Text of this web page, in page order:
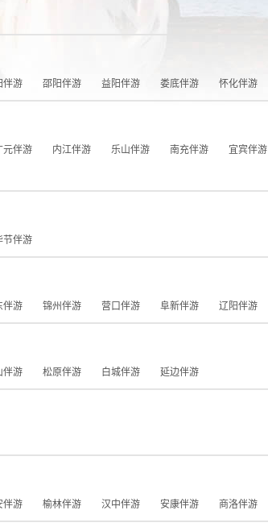
伴游 邵阳伴游 益阳伴游 娄底伴游 怀化伴游
元伴游 内江伴游 乐山伴游 南充伴游 宜宾伴游
节伴游
伴游 锦州伴游 营口伴游 阜新伴游 辽阳伴游
伴游 松原伴游 白城伴游 延边伴游
伴游 榆林伴游 汉中伴游 安康伴游 商洛伴游